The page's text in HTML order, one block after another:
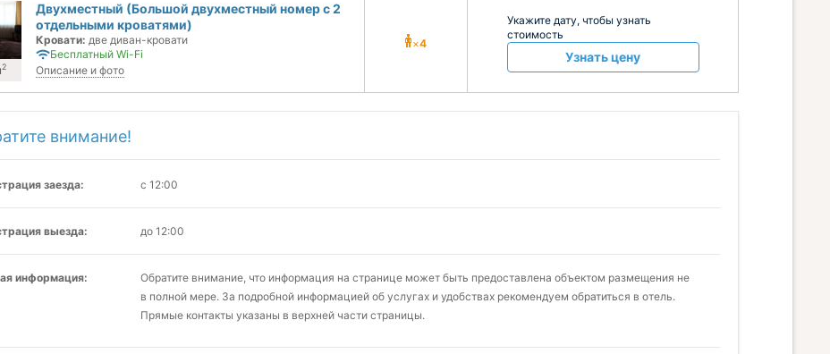
2
Двухместный (Большой двухместный номер с 2
отдельными кроватями)
Кровати: две диван-кровати
Бесплатный Wi-Fi
Описание и фото
×4
Укажите дату, чтобы узнать
стоимость
Узнать цену
внимание!
заезда: с 12:00
выезда: до 12:00
информация:
Обратите внимание, что информация на странице может быть предоставлена объектом размещения не
в полной мере. За подробной информацией об услугах и удобствах рекомендуем обратиться в отель.
Прямые контакты указаны в верхней части страницы.